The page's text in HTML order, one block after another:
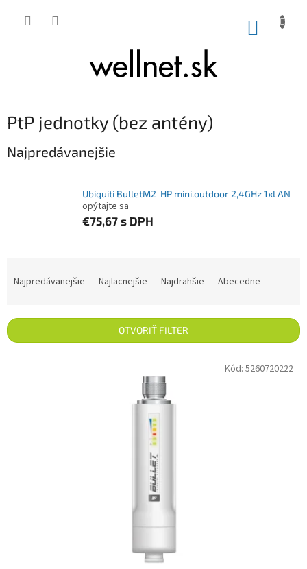
PtP jednotky (bez antény)
Najpredávanejšie
Ubiquiti BulletM2-HP mini.outdoor 2,4GHz 1xLAN
opýtajte sa
€75,67 s DPH
Najpredávanejšie Najlacnejšie Najdrahšie Abecedne
OTVORIŤ FILTER
Kód: 5260720222